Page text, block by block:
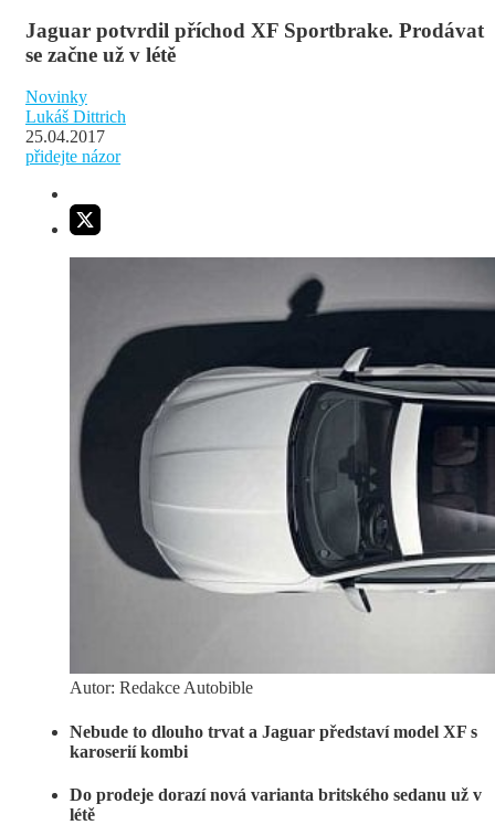
Jaguar potvrdil příchod XF Sportbrake. Prodávat
se začne už v létě
Novinky
Lukáš Dittrich
25.04.2017
přidejte názor
Autor: Redakce Autobible
Nebude to dlouho trvat a Jaguar představí model XF s
karoserií kombi
Do prodeje dorazí nová varianta britského sedanu už v
létě